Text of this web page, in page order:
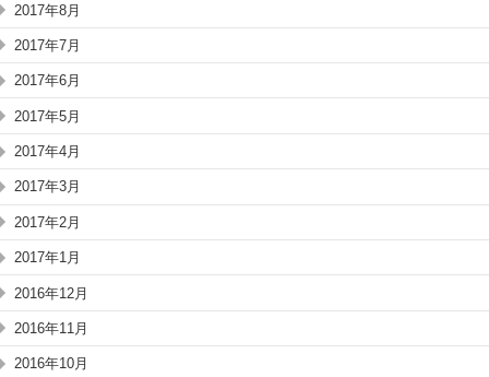
2017年8月
2017年7月
2017年6月
2017年5月
2017年4月
2017年3月
2017年2月
2017年1月
2016年12月
2016年11月
2016年10月